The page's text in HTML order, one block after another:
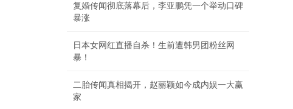
复婚传闻彻底落幕后，李亚鹏凭一个举动口碑
暴涨
日本女网红直播自杀！生前遭韩男团粉丝网
暴！
二胎传闻真相揭开，赵丽颖如今成内娱一大赢
家